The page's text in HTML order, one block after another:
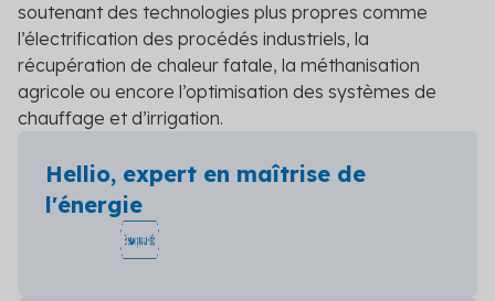
soutenant des technologies plus propres comme
l’électrification des procédés industriels, la
récupération de chaleur fatale, la méthanisation
agricole ou encore l’optimisation des systèmes de
chauffage et d’irrigation.
Hellio, expert en maîtrise de
l'énergie